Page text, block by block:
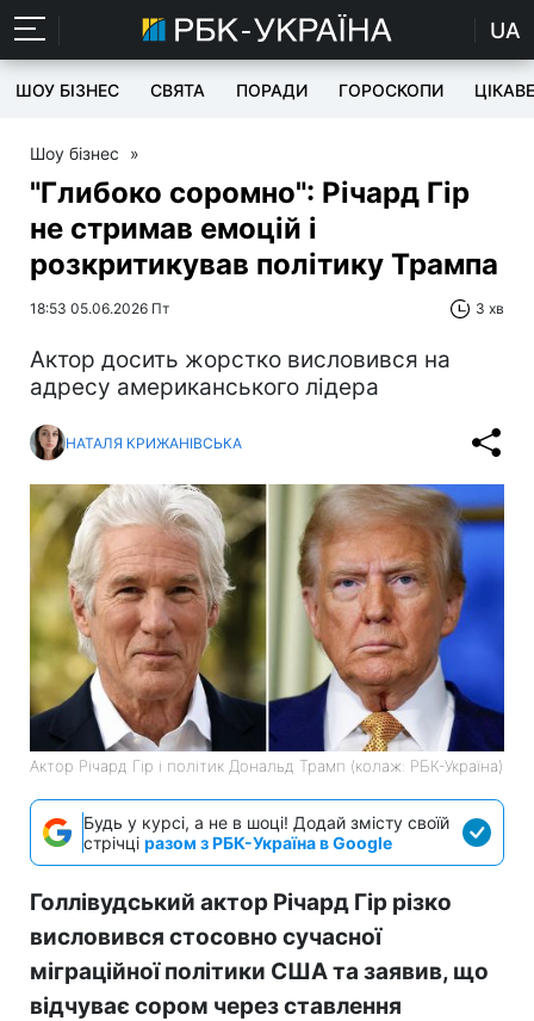
UA
ШОУ БІЗНЕС СВЯТА ПОРАДИ ГОРОСКОПИ ЦІКАВЕ
Шоу бізнес »
"Глибоко соромно": Річард Гір
не стримав емоцій і
розкритикував політику Трампа
18:53 05.06.2026 Пт 3 хв
Актор досить жорстко висловився на
адресу американського лідера
НАТАЛЯ КРИЖАНІВСЬКА
Актор Річард Гір і політик Дональд Трамп (колаж: РБК-Україна)
Будь у курсі, а не в шоці! Додай змісту своїй
стрічці разом з РБК-Україна в Google
Голлівудський актор Річард Гір різко
висловився стосовно сучасної
міграційної політики США та заявив, що
відчуває сором через ставлення